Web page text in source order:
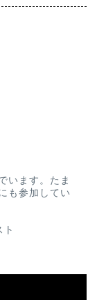
います。たま
も参加してい